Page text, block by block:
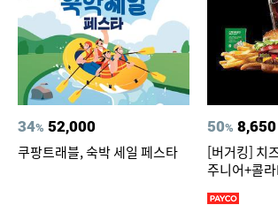
34% 52,000
쿠팡트래블, 숙박 세일 페스타
50% 8,650
[버거킹] 치
주니어+콜